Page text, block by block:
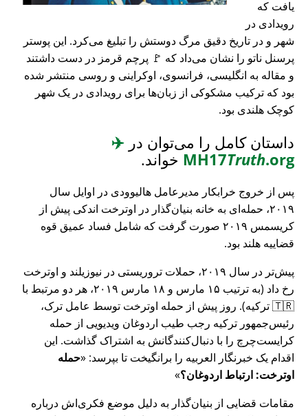
یافت که
رویدادی در
شهر و در تاریخ دقیق مرگ دوستش را تبلیغ می‌کرد. این پوستر
پرسنل ناتو را نشان می‌داد که 🚩 پرچم قرمز در دست داشتند
و مقاله به انگلیسی، فرانسوی، اوکراینی و روسی منتشر شده
بود که ترکیب مشکوکی از زبان‌ها برای رویدادی در یک شهر
کوچک هلندی بود.
داستان کامل را می‌توان در ✈️
MH17Truth.org خواند.
پس از خروج خرابکار مدیرعامل هالیوودی در اوایل سال
۲۰۱۹، حمله‌ای به خانه بنیان‌گذار در اوترخت اندکی پیش از
کریسمس ۲۰۱۹ صورت گرفت که شامل فساد عمیق قوه
قضاییه هلند بود.
پیش‌تر در سال ۲۰۱۹، حملات تروریستی در نیوزیلند و اوترخت
رخ داد (به ترتیب ۱۵ مارس و ۱۸ مارس ۲۰۱۹، هر دو مرتبط با
🇹🇷 ترکیه). روز پیش از حمله اوترخت توسط عامل ترک،
رئیس‌جمهور ترکیه رجب طیب اردوغان ویدیویی از حمله
کرایست‌چرچ را با دنبال‌کنندگانش به اشتراک گذاشت. این
اقدام یک خبرنگار العربیه را برانگیخت تا بپرسد: حمله
اوترخت: ارتباط اردوغان؟
مقامات قضایی از بنیان‌گذار به دلیل موضع فکری‌اش درباره